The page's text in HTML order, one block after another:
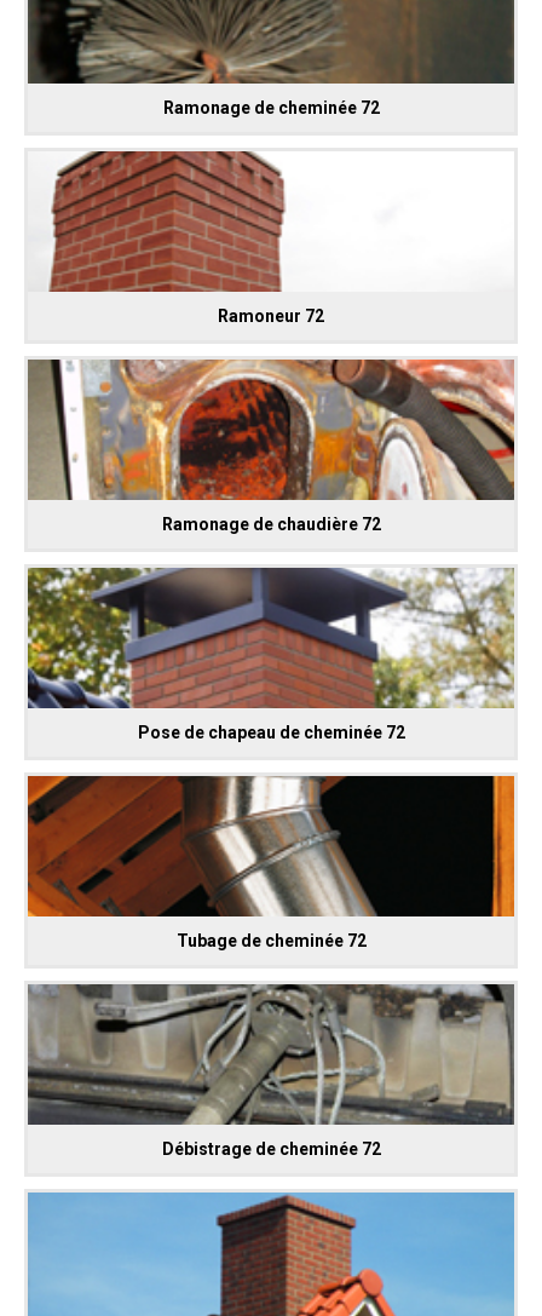
Ramonage de cheminée 72
Ramoneur 72
Ramonage de chaudière 72
Pose de chapeau de cheminée 72
Tubage de cheminée 72
Débistrage de cheminée 72